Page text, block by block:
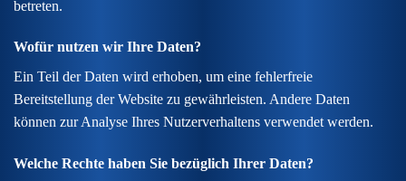
betreten.
Wofür nutzen wir Ihre Daten?
Ein Teil der Daten wird erhoben, um eine fehlerfreie
Bereitstellung der Website zu gewährleisten. Andere Daten
können zur Analyse Ihres Nutzerverhaltens verwendet werden.
Welche Rechte haben Sie bezüglich Ihrer Daten?